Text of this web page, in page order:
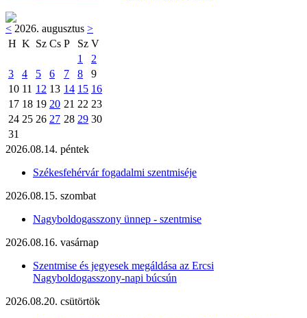
< 2026. augusztus >
H K Sz Cs P Sz V
1
2
3
4 5 6 7 8
9
10 11 12 13 14 15 16
17 18 19 20 21 22 23
24 25 26 27 28 29 30
31
2026.08.14. péntek
Székesfehérvár fogadalmi szentmiséje
2026.08.15. szombat
Nagyboldogasszony ünnep - szentmise
2026.08.16. vasárnap
Szentmise és jegyesek megáldása az Ercsi
Nagyboldogasszony-napi búcsún
2026.08.20. csütörtök